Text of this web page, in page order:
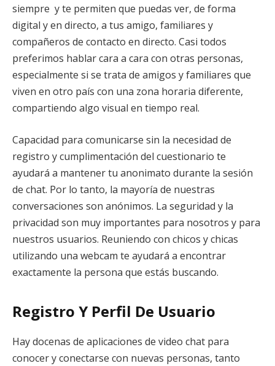
siempre y te permiten que puedas ver, de forma
digital y en directo, a tus amigo, familiares y
compañeros de contacto en directo. Casi todos
preferimos hablar cara a cara con otras personas,
especialmente si se trata de amigos y familiares que
viven en otro país con una zona horaria diferente,
compartiendo algo visual en tiempo real.
Capacidad para comunicarse sin la necesidad de
registro y cumplimentación del cuestionario te
ayudará a mantener tu anonimato durante la sesión
de chat. Por lo tanto, la mayoría de nuestras
conversaciones son anónimos. La seguridad y la
privacidad son muy importantes para nosotros y para
nuestros usuarios. Reuniendo con chicos y chicas
utilizando una webcam te ayudará a encontrar
exactamente la persona que estás buscando.
Registro Y Perfil De Usuario
Hay docenas de aplicaciones de video chat para
conocer y conectarse con nuevas personas, tanto